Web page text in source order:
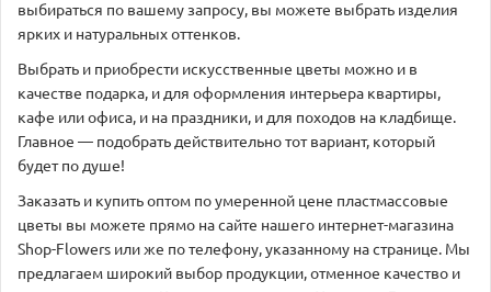
выбираться по вашему запросу, вы можете выбрать изделия
ярких и натуральных оттенков.
Выбрать и приобрести искусственные цветы можно и в
качестве подарка, и для оформления интерьера квартиры,
кафе или офиса, и на праздники, и для походов на кладбище.
Главное — подобрать действительно тот вариант, который
будет по душе!
Заказать и купить оптом по умеренной цене пластмассовые
цветы вы можете прямо на сайте нашего интернет-магазина
Shop-Flowers или же по телефону, указанному на странице. Мы
предлагаем широкий выбор продукции, отменное качество и